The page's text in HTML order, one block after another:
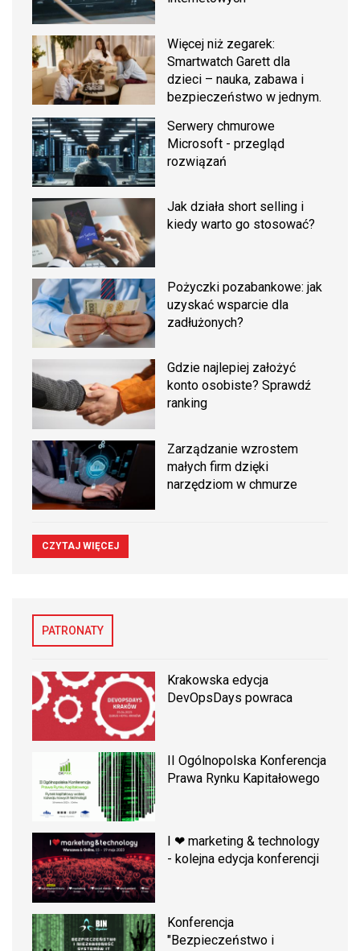
Więcej niż zegarek:
Smartwatch Garett dla
dzieci – nauka, zabawa i
bezpieczeństwo w jednym.
Serwery chmurowe
Microsoft - przegląd
rozwiązań
Jak działa short selling i
kiedy warto go stosować?
Pożyczki pozabankowe: jak
uzyskać wsparcie dla
zadłużonych?
Gdzie najlepiej założyć
konto osobiste? Sprawdź
ranking
Zarządzanie wzrostem
małych firm dzięki
narzędziom w chmurze
CZYTAJ WIĘCEJ
PATRONATY
Krakowska edycja
DevOpsDays powraca
II Ogólnopolska Konferencja
Prawa Rynku Kapitałowego
I ❤ marketing & technology
- kolejna edycja konferencji
Konferencja
"Bezpieczeństwo i